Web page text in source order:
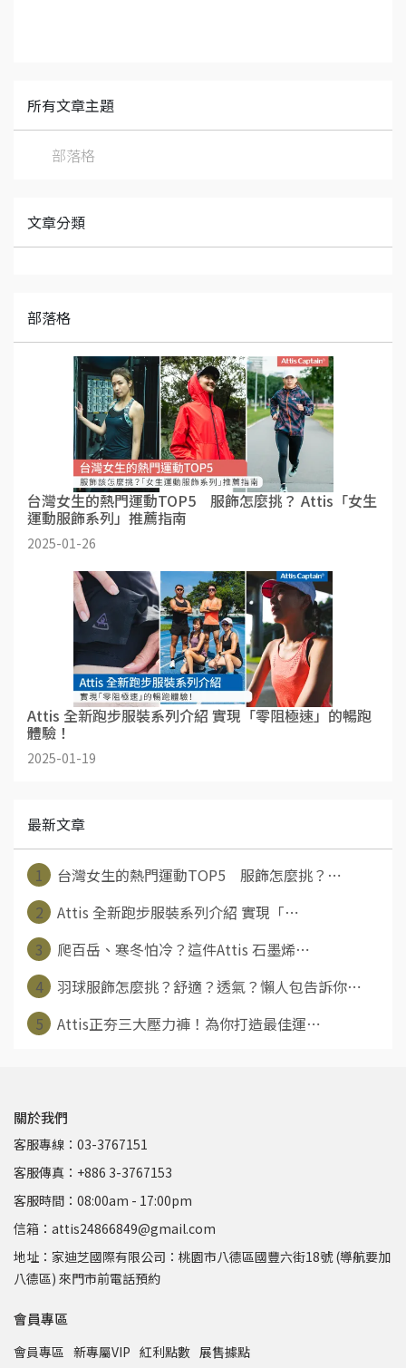
所有文章主題
部落格
文章分類
部落格
台灣女生的熱門運動TOP5 服飾怎麼挑？ Attis「女生
運動服飾系列」推薦指南
2025-01-26
Attis 全新跑步服裝系列介紹 實現「零阻極速」的暢跑
體驗！
2025-01-19
最新文章
1
台灣女生的熱門運動TOP5 服飾怎麼挑？⋯
2
Attis 全新跑步服裝系列介紹 實現「⋯
3
爬百岳、寒冬怕冷？這件Attis 石墨烯⋯
4
羽球服飾怎麼挑？舒適？透氣？懶人包告訴你⋯
5
Attis正夯三大壓力褲！為你打造最佳運⋯
關於我們
客服專線：03-3767151
客服傳真：+886 3-3767153
客服時間：08:00am - 17:00pm
信箱：attis24866849@gmail.com
地址：家迪芝國際有限公司：桃園市八德區國豐六街18號 (導航要加
八德區) 來門市前電話預約
會員專區
會員專區 新專屬VIP 紅利點數 展售據點